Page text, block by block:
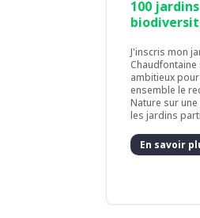
100
J'inscris mon
Chaudfontaine
ambitieux
ensemble le
Nature sur
les jardins
En savoir